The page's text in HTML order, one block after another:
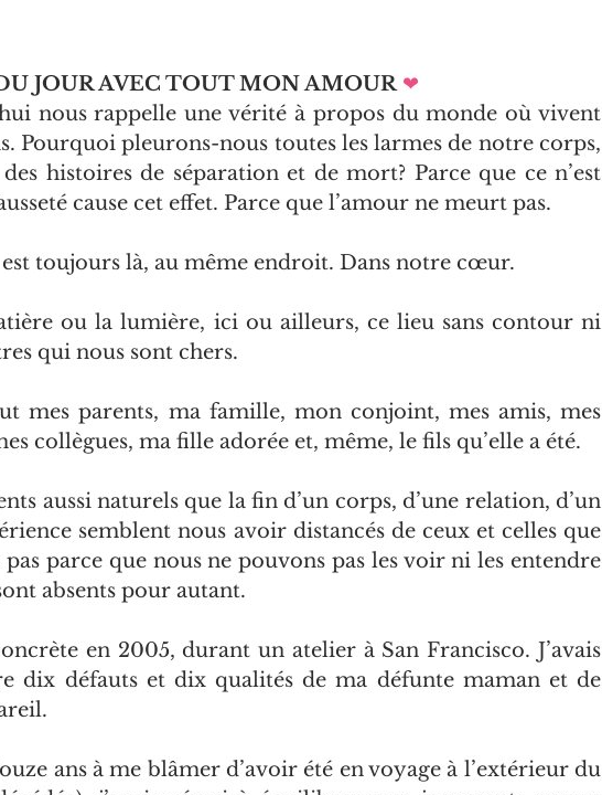
JOUR AVEC TOUT MON AMOUR ❤
nous rappelle une vérité à propos du monde où vivent
Pourquoi pleurons-nous toutes les larmes de notre corps,
histoires de séparation et de mort? Parce que ce n’est
cause cet effet. Parce que l’amour ne meurt pas.
toujours là, au même endroit. Dans notre cœur.
ou la lumière, ici ou ailleurs, ce lieu sans contour ni
qui nous sont chers.
mes parents, ma famille, mon conjoint, mes amis, mes
collègues, ma fille adorée et, même, le fils qu’elle a été.
aussi naturels que la fin d’un corps, d’une relation, d’un
semblent nous avoir distancés de ceux et celles que
pas parce que nous ne pouvons pas les voir ni les entendre
absents pour autant.
en 2005, durant un atelier à San Francisco. J’avais
dix défauts et dix qualités de ma défunte maman et de
ans à me blâmer d’avoir été en voyage à l’extérieur du